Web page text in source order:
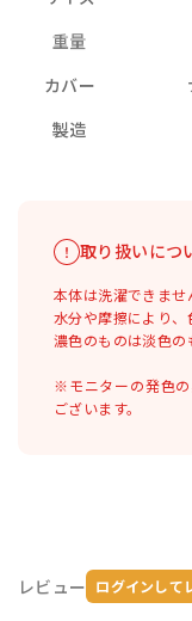
重量
カバー
製造
取り扱いにつ
本体は洗濯できませ
水分や摩擦により、
濃色のものは淡色の
※モニターの発色
ございます。
レビュー ログインして